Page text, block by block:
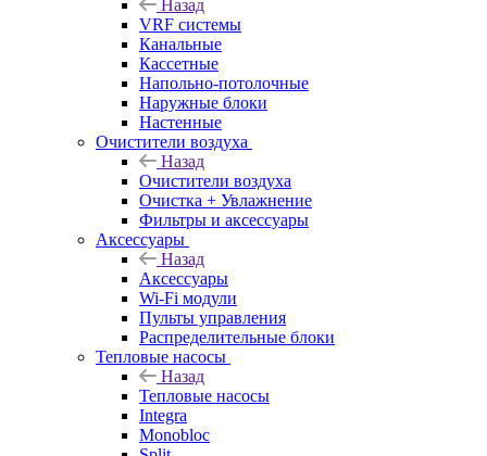
Назад
VRF системы
Канальные
Кассетные
Напольно-потолочные
Наружные блоки
Настенные
Очистители воздуха
Назад
Очистители воздуха
Очистка + Увлажнение
Фильтры и аксессуары
Аксессуары
Назад
Аксессуары
Wi-Fi модули
Пульты управления
Распределительные блоки
Тепловые насосы
Назад
Тепловые насосы
Integra
Monobloc